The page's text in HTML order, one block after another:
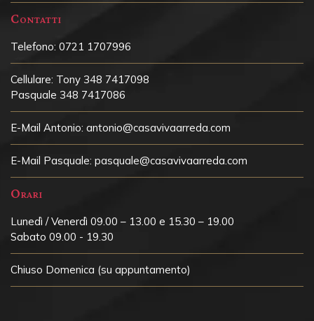
Contatti
Telefono: 0721 1707996
Cellulare: Tony 348 7417098
Pasquale 348 7417086
E-Mail Antonio: antonio@casavivaarreda.com
E-Mail Pasquale: pasquale@casavivaarreda.com
Orari
Lunedì / Venerdì 09.00 – 13.00 e 15.30 – 19.00
Sabato 09.00 - 19.30
Chiuso Domenica (su appuntamento)